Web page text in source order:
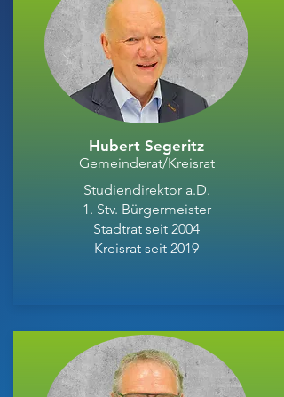
Hubert Segeritz
Gemeinderat/Kreisrat
Studiendirektor a.D.
1. Stv. Bürgermeister
Stadtrat seit 2004
Kreisrat seit 2019